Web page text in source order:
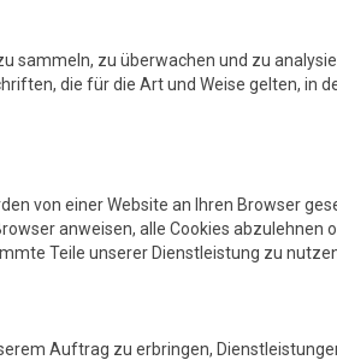
sammeln, zu überwachen und zu
die für die Art und Weise gelten, in
von einer Website an Ihren Browser
anweisen, alle Cookies abzulehnen
Teile unserer Dienstleistung zu
Auftrag zu erbringen,